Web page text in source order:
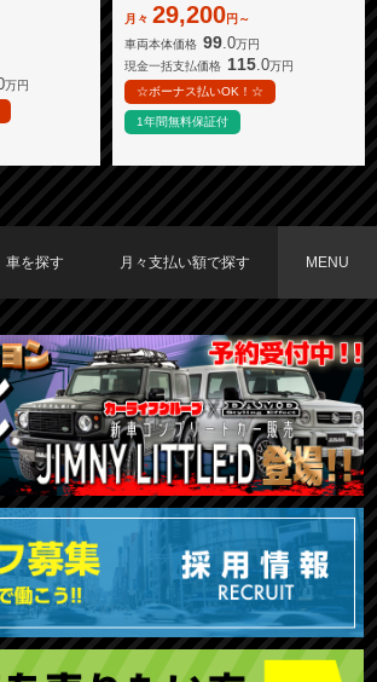
万円
月々 29,200円～
車両本体価格 99 .0万円
現金一括支払価格 115.0万円
☆ボーナス払いOK！☆
1年間無料保証付
車を探す
車種で探す
メーカーで探す
月々支払い額で探す
〜19,999円
20,000円〜29,999円
30,000円〜39,999円
40,000円〜49,999円
50,000円〜
MENU